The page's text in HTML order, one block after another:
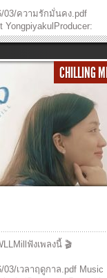
03/ความรักมั่นคง.pdf
YongpiyakulProducer:
Ruangkit
SaksitKeyboard:
YongpiyakulBass: Burin
and Mastering: Burin
Ruangkit
PattaranukoolEditor:
Sarita
นติดตามฉันเรื่อยไปไม่เค
นได้หวนคืนมา ในอ้อมแขน
คน ที่น่ารัก แต่พระองค์รักฉั
นให้พ้นความบาปความตา
นจึงสรรเสริญเรื่อยไป
ซู ที่ทรงไถ่ตัวฉันในวันที่
อ้อมแขนพระองค์ผู้ที่ทรงรั
CHILLING
ฟังเพลงนี้ 🎬
03/เวลาฤดูกาล.pdf Music